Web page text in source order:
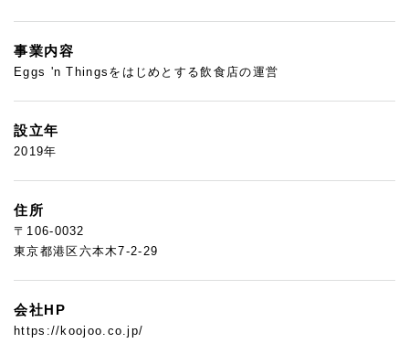
事業内容
Eggs 'n Thingsをはじめとする飲食店の運営
設立年
2019年
住所
〒106-0032
東京都港区六本木7-2-29
会社HP
https://koojoo.co.jp/